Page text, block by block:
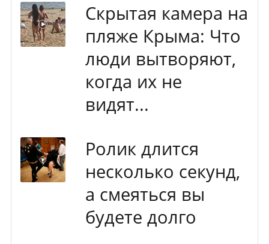
Скрытая камера на
пляже Крыма: Что
люди вытворяют,
когда их не
видят...
Ролик длится
несколько секунд,
а смеяться вы
будете долго